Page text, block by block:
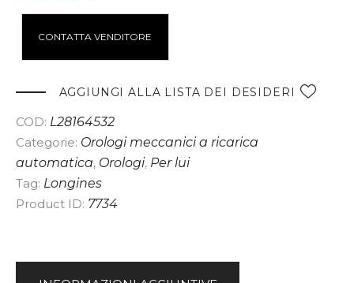
CONTATTA VENDITORE
t
e
a
t
AGGIUNGI ALLA LISTA DEI DESIDERI
COD: L28164532
Categorie: Orologi meccanici a ricarica
automatica, Orologi, Per lui
Tag: Longines
Product ID: 7734